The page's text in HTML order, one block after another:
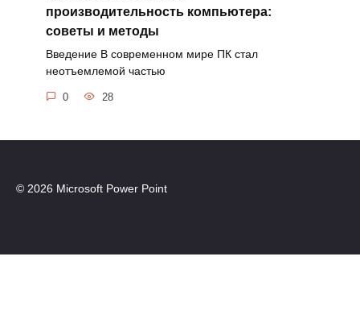
производительность компьютера:
советы и методы
Введение В современном мире ПК стал
неотъемлемой частью
0 28
© 2026 Microsoft Power Point